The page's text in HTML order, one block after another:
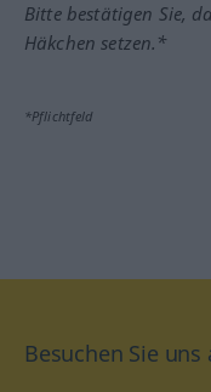
Bitte bestätigen Sie,
Häkchen setzen.*
*Pflichtfeld
Besuchen Sie uns